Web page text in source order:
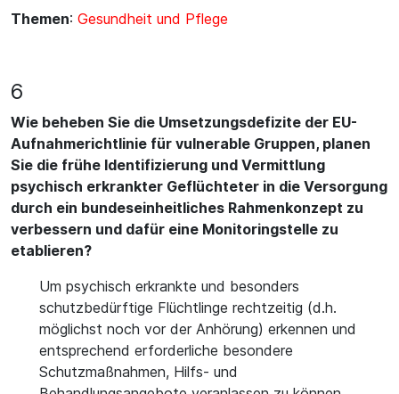
Themen: Gesundheit und Pflege
6
Wie beheben Sie die Umsetzungsdefizite der EU-
Aufnahmerichtlinie für vulnerable Gruppen, planen
Sie die frühe Identifizierung und Vermittlung
psychisch erkrankter Geflüchteter in die Versorgung
durch ein bundeseinheitliches Rahmenkonzept zu
verbessern und dafür eine Monitoringstelle zu
etablieren?
Um psychisch erkrankte und besonders
schutzbedürftige Flüchtlinge rechtzeitig (d.h.
möglichst noch vor der Anhörung) erkennen und
entsprechend erforderliche besondere
Schutzmaßnahmen, Hilfs- und